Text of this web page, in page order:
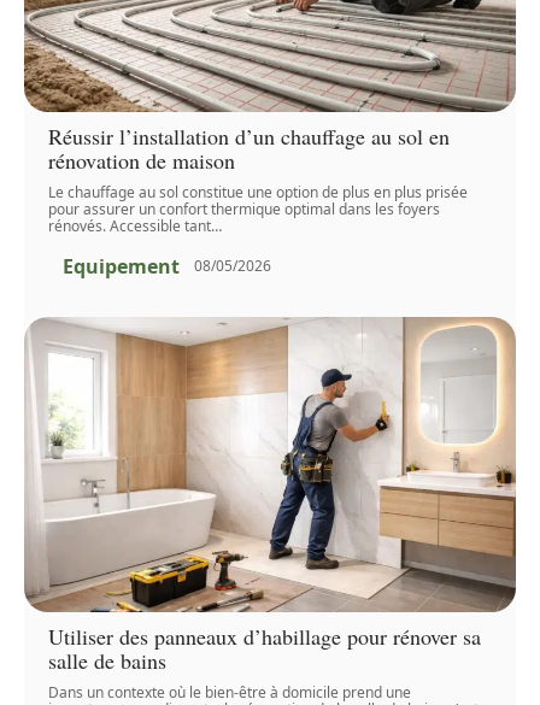
Réussir l’installation d’un chauffage au sol en
rénovation de maison
Le chauffage au sol constitue une option de plus en plus prisée
pour assurer un confort thermique optimal dans les foyers
rénovés. Accessible tant…
Equipement 08/05/2026
Utiliser des panneaux d’habillage pour rénover sa
salle de bains
Dans un contexte où le bien-être à domicile prend une